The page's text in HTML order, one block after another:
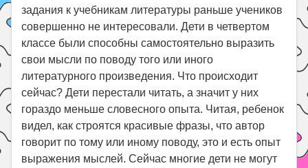
задания к учебникам литературы раньше учеников
совершенно не интересовали. Дети в четвертом
классе были способны самостоятельно выразить
свои мысли по поводу того или иного
литературного произведения. Что происходит
сейчас? Дети перестали читать, а значит у них
гораздо меньше словесного опыта. Читая, ребенок
видел, как строятся красивые фразы, что автор
говорит по тому или иному поводу, это и есть опыт
выражения мыслей. Сейчас многие дети не могут